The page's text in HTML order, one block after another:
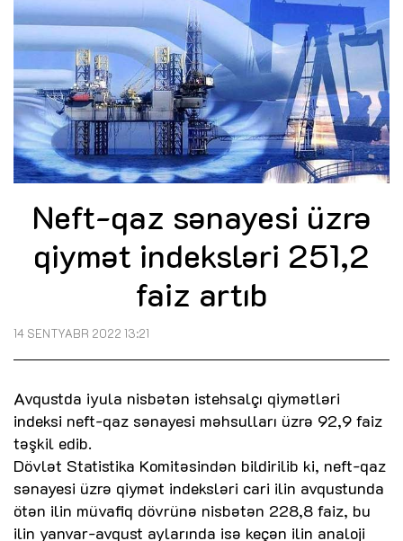
Neft-qaz sənayesi üzrə
qiymət indeksləri 251,2
faiz artıb
14 SENTYABR 2022 13:21
Avqustda iyula nisbətən istehsalçı qiymətləri
indeksi neft-qaz sənayesi məhsulları üzrə 92,9 faiz
təşkil edib.
Dövlət Statistika Komitəsindən bildirilib ki, neft-qaz
sənayesi üzrə qiymət indeksləri cari ilin avqustunda
ötən ilin müvafiq dövrünə nisbətən 228,8 faiz, bu
ilin yanvar-avqust aylarında isə keçən ilin analoji